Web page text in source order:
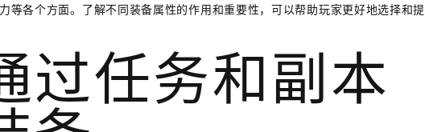
等各个方面。了解不同装备属性的作用和重要性，可以帮助玩家更好地选择和提
过任务和副本